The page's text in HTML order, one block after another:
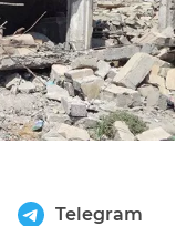
Telegram